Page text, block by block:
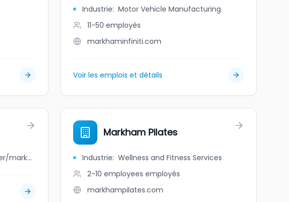
Industrie: Motor Vehicle Manufacturing
11-50 employés
markhaminfiniti.com
Voir les emplois et détails
jobbank.gc.ca/browsejobs/employer/markham+ns+dental/ca
Markham Pilates
Industrie: Wellness and Fitness Services
2-10 employees employés
markhampilates.com